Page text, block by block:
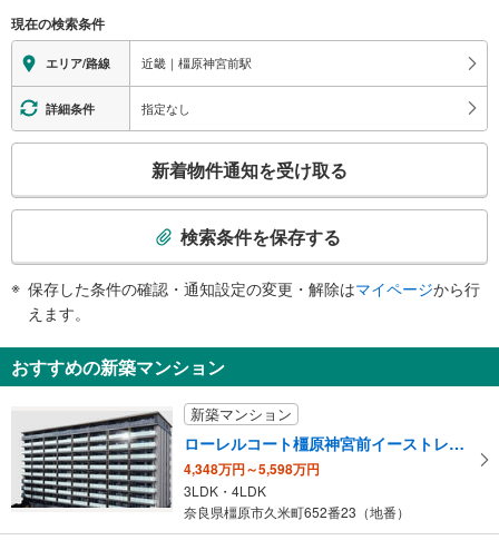
地上⇔改札⇔ホーム：○
エレベータ
・４～７番線の各ホーム⇔西改札
・中央・東改札階⇔西改札階（改札内）
・西改札（Ｂ１Ｆ）⇔１Ｆ出口
トイレ
・中央・東改札階（改札内）
スロープ
・１～３番線の各ホーム⇔中央・東改札階
その他
・ＡＥＤ
・誘導チャイム
ホーム上階段
その他
現在の検索条件
エリア/路線 近畿｜橿原神宮前駅
詳細条件 指定なし
検
知
を
取
る
・
新着物件通知を受け取る
検索条件を保存する
保存した条件の確認・通知設定の変更・解除はマイページから行
えます。
おすすめの新築マンション
新築マンション
ローレルコート橿原神宮前イーストレジデンス
4,348万円～5,598万円
3LDK・4LDK
奈良県橿原市久米町652番23（地番）